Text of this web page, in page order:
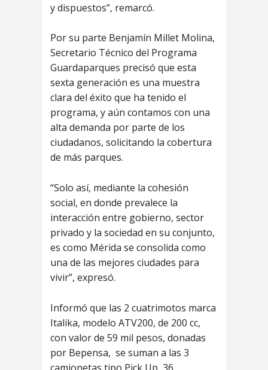
y dispuestos”, remarcó.
Por su parte Benjamín Millet Molina,
Secretario Técnico del Programa
Guardaparques precisó que esta
sexta generación es una muestra
clara del éxito que ha tenido el
programa, y aún contamos con una
alta demanda por parte de los
ciudadanos, solicitando la cobertura
de más parques.
“Solo así, mediante la cohesión
social, en donde prevalece la
interacción entre gobierno, sector
privado y la sociedad en su conjunto,
es como Mérida se consolida como
una de las mejores ciudades para
vivir”, expresó.
Informó que las 2 cuatrimotos marca
Italika, modelo ATV200, de 200 cc,
con valor de 59 mil pesos, donadas
por Bepensa, se suman a las 3
camionetas tipo Pick Up, 36